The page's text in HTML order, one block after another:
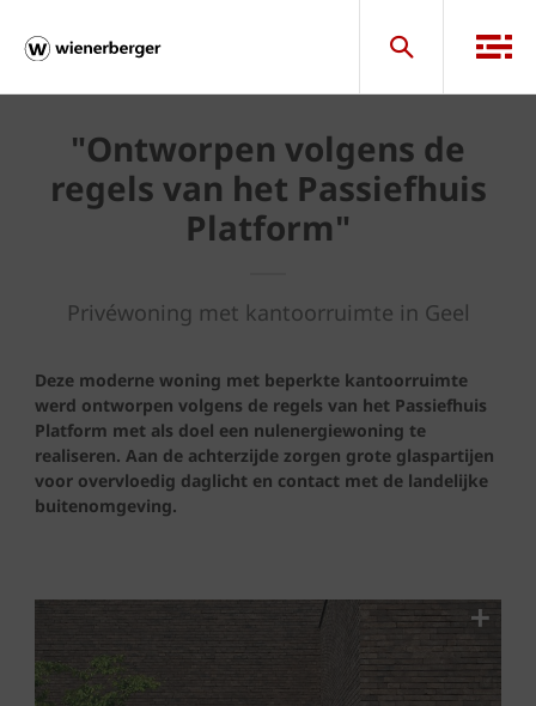
"Ontworpen volgens de
regels van het Passiefhuis
Platform"
Privéwoning met kantoorruimte in Geel
Deze moderne woning met beperkte kantoorruimte
werd ontworpen volgens de regels van het Passiefhuis
Platform met als doel een nulenergiewoning te
realiseren. Aan de achterzijde zorgen grote glaspartijen
voor overvloedig daglicht en contact met de landelijke
buitenomgeving.